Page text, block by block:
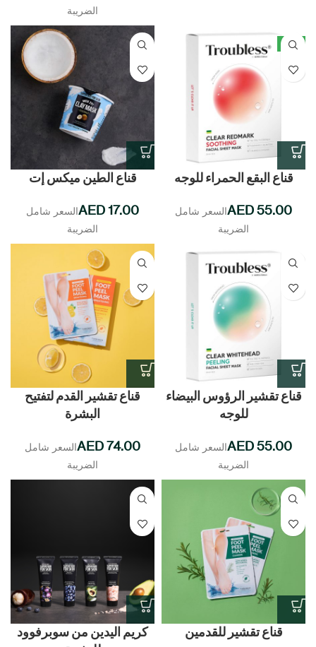
رائج
قناع البقع الحمراء للوجه
AED
قناع الطين ميكس إت
AED
قناع تقشير الرؤوس البيضاء
للوجه
AED
قناع تقشير القدم لتفتيح
البشرة
AED
قناع تقشير للقدمين
كريم اليدين من سوبرفوود